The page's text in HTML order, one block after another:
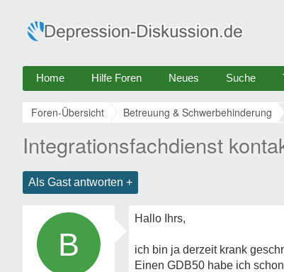
Home Hilfe Foren Neues Suche
Foren-Übersicht Betreuung & Schwerbehinderung
Integrationsfachdienst
Als Gast antworten +
B
Hallo Ihrs,
ich bin ja derzeit krank
Einen GDB50 habe ich